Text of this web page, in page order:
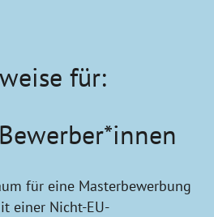
für:
für eine Masterbewerbung
einer Nicht-EU-